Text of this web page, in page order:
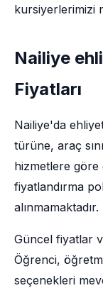
kursiyerlerimizi
Nailiye
Fiyatları
Nailiye'da
türüne, araç
hizmetlere göre
fiyatlandırma
alınmamaktadır.
Güncel fiyatlar
Öğrenci,
seçenekleri